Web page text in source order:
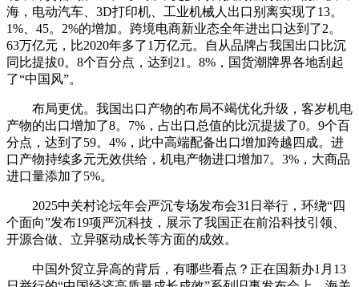
海，电动汽车、3D打印机、工业机械人出口别离实现了13。
1%、45。2%的增加。跨境电商新业态全年进出口达到了2。
63万亿元，比2020年多了1万亿元。自从品牌占我国出口比沉
同比提拔0。8个百分点，达到21。8%，国货潮牌界各地刮起
了“中国风”。
布局更优。我国出口产物的布局不竭优化升级，客岁机电
产物的出口增加了8。7%，占出口总值的比沉提拔了0。9个百
分点，达到了59。4%，此中高端配备出口增加跨越四成。进
口产物持续多元无效供给，机电产物进口增加7。3%，大商品
进口量添加了5%。
2025中关村论坛年会严沉专场发布会31日举行，环绕“四
个面向”发布19项严沉科技，展示了我国正在前沿科技引领、
开源合做、立异驱动成长等方面的成效。
中国外贸立异高的背后，有哪些看点？正在国新办1月13